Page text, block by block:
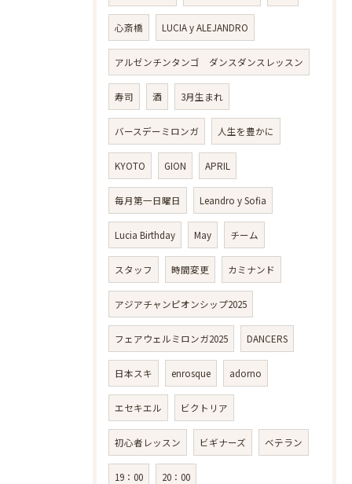
心斎橋 LUCIA y ALEJANDRO
アルゼンチンタンゴ ダンスダンスレッスン
寿司 酒 3月生まれ
バースデーミロンガ 人生を豊かに
KYOTO GION APRIL
毎月第一日曜日 Leandro y Sofia
Lucia Birthday May チーム
スタッフ 時間変更 カミナンド
アジアチャンピオンシップ2025
フェアウェルミロンガ2025 DANCERS
日本スキ enrosque adorno
エセキエル ビクトリア
初心者レッスン ビギナーズ ベテラン
19：00 20：00